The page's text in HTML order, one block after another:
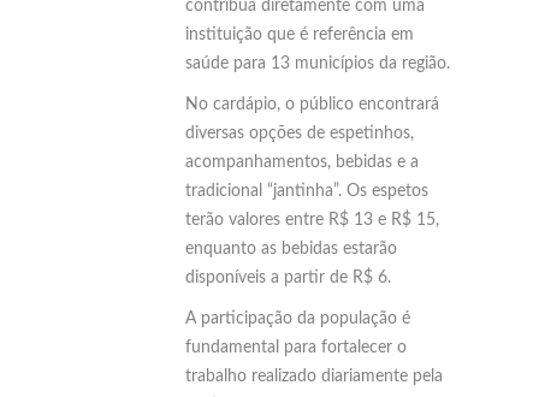
contribua diretamente com uma
instituição que é referência em
saúde para 13 municípios da região.
No cardápio, o público encontrará
diversas opções de espetinhos,
acompanhamentos, bebidas e a
tradicional “jantinha”. Os espetos
terão valores entre R$ 13 e R$ 15,
enquanto as bebidas estarão
disponíveis a partir de R$ 6.
A participação da população é
fundamental para fortalecer o
trabalho realizado diariamente pela